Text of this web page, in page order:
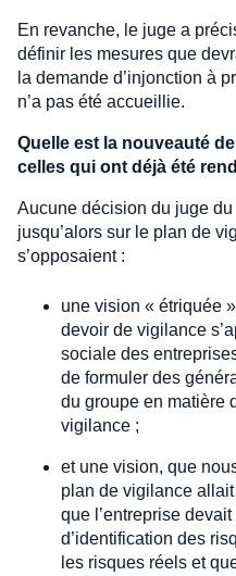
En revanche, le juge a
définir les mesures que
la demande d’injonction à
n’a pas été accueillie.
Quelle est la nouveauté
celles qui ont déjà été
Aucune décision du juge du
jusqu’alors sur le plan de
s’opposaient :
une vision « étriquée
devoir de vigilance
sociale des
de formuler des
du groupe en matière
vigilance ;
et une vision, que
plan de vigilance
que l’entreprise
d’identification des
les risques réels et